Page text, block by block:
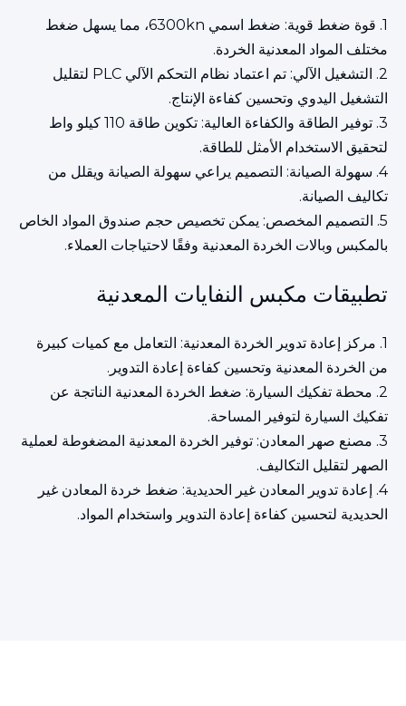
1. قوة ضغط قوية: ضغط اسمي 6300kn، مما يسهل ضغط
مختلف المواد المعدنية الخردة.
2. التشغيل الآلي: تم اعتماد نظام التحكم الآلي PLC لتقليل
التشغيل اليدوي وتحسين كفاءة الإنتاج.
3. توفير الطاقة والكفاءة العالية: تكوين طاقة 110 كيلو واط
لتحقيق الاستخدام الأمثل للطاقة.
4. سهولة الصيانة: التصميم يراعي سهولة الصيانة ويقلل من
تكاليف الصيانة.
5. التصميم المخصص: يمكن تخصيص حجم صندوق المواد الخاص
بالمكبس وبالات الخردة المعدنية وفقًا لاحتياجات العملاء.
تطبيقات مكبس النفايات المعدنية
1. مركز إعادة تدوير الخردة المعدنية: التعامل مع كميات كبيرة
من الخردة المعدنية وتحسين كفاءة إعادة التدوير.
2. محطة تفكيك السيارة: ضغط الخردة المعدنية الناتجة عن
تفكيك السيارة لتوفير المساحة.
3. مصنع صهر المعادن: توفير الخردة المعدنية المضغوطة لعملية
الصهر لتقليل التكاليف.
4. إعادة تدوير المعادن غير الحديدية: ضغط خردة المعادن غير
الحديدية لتحسين كفاءة إعادة التدوير واستخدام المواد.